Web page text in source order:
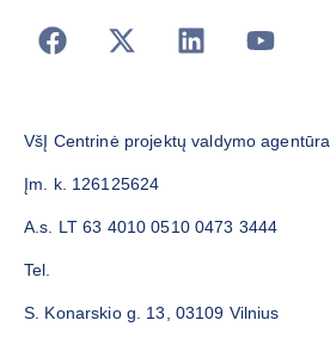
VšĮ Centrinė projektų valdymo agentūra
Įm. k. 126125624
A.s. LT 63 4010 0510 0473 3444
Tel.
S. Konarskio g. 13, 03109 Vilnius